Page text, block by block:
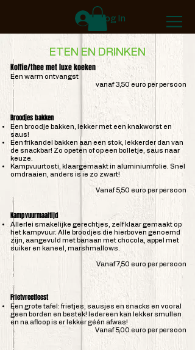
Log In
ETEN EN DRINKEN
Koffie/thee met luxe koeken
Een warm ontvangst
vanaf 3,50 euro per persoon
Broodjes bakken
Een broodje bakken, lekker met een knakworst en
saus!
Een frikandel bakken aan een stok, lekkerder dan van
de snackbar! Zo opeten of op een bolletje, saus naar
keuze.
Kampvuurtosti, klaargemaakt in aluminiumfolie. Snel
omdraaien, anders is ie zo zwart!
Vanaf 5,50 euro per persoon
Kampvuurmaaltijd
Allerlei smakelijke gerechtjes, zelf klaar gemaakt op
het kampvuur. Alle broodjes die hierboven genoemd
zijn, aangevuld met banaan met chocola, appel met
suiker en kaneel, marshmallows.
Vanaf 7,50 euro per persoon
Frietvreetfeest
Een grote tafel: frietjes, sausjes en snacks en vooral
geen borden en bestek! Iedereen kan lekker smullen
en na afloop is er lekker géén afwas!
Vanaf 5,00 euro per persoon